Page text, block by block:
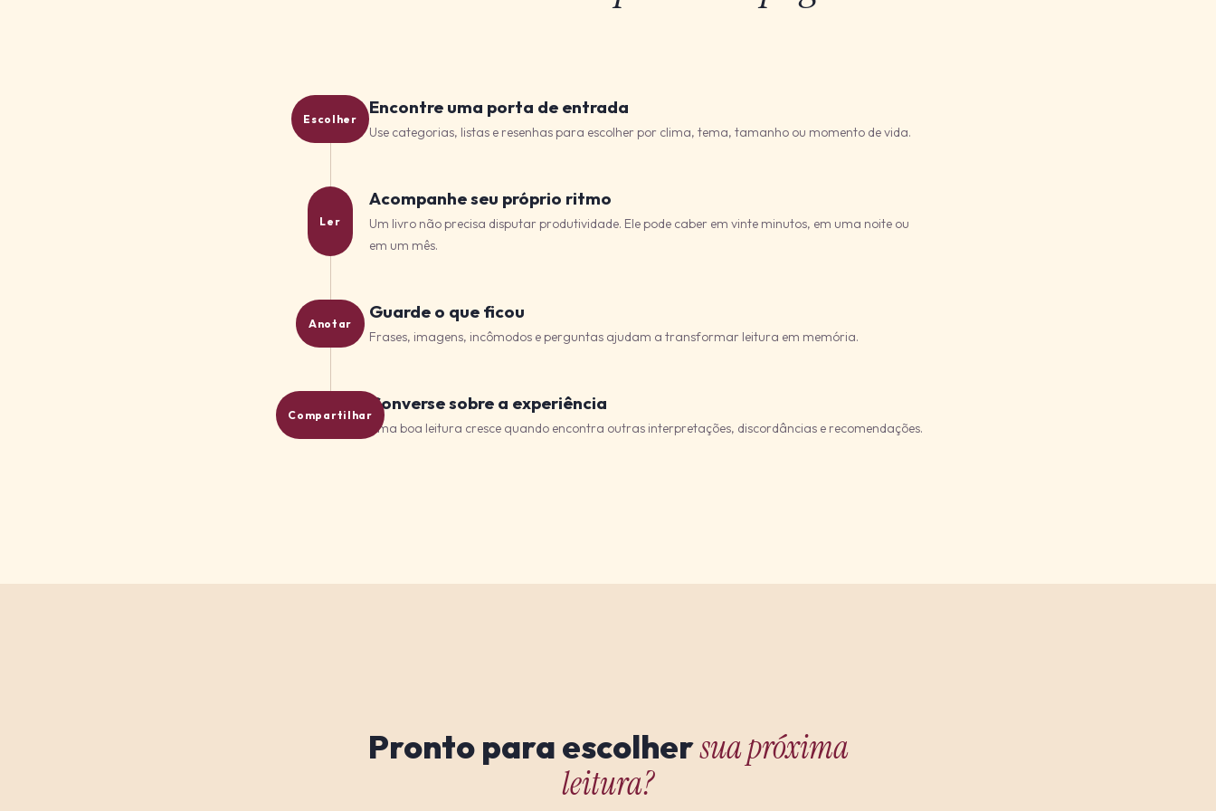
Escolher
Encontre uma porta de entrada
Use categorias, listas e resenhas para escolher por clima, tema, tamanho ou momento de vida.
Ler
Acompanhe seu próprio ritmo
Um livro não precisa disputar produtividade. Ele pode caber em vinte minutos, em uma noite ou
em um mês.
Anotar
Guarde o que ficou
Frases, imagens, incômodos e perguntas ajudam a transformar leitura em memória.
Compartilhar
Converse sobre a experiência
Uma boa leitura cresce quando encontra outras interpretações, discordâncias e recomendações.
Pronto para escolhersua próxima
leitura?